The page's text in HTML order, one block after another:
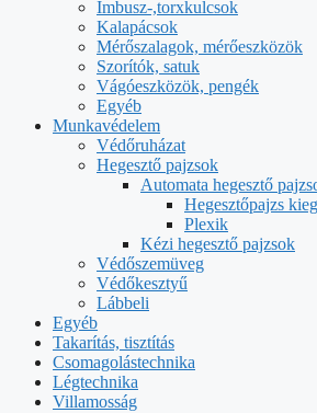
Imbusz-,torxkulcsok
Kalapácsok
Mérőszalagok, mérőeszközök
Szorítók, satuk
Vágóeszközök, pengék
Egyéb
Munkavédelem
Védőruházat
Hegesztő pajzsok
Automata hegesztő
Hegesztőpajzs
Plexik
Kézi hegesztő pajzsok
Védőszemüveg
Védőkesztyű
Lábbeli
Egyéb
Takarítás, tisztítás
Csomagolástechnika
Légtechnika
Villamosság